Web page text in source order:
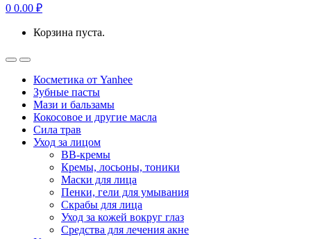
0 0.00 ₽
Корзина пуста.
Косметика от Yanhee
Зубные пасты
Мази и бальзамы
Кокосовое и другие масла
Сила трав
Уход за лицом
BB-кремы
Кремы, лосьоны, тоники
Маски для лица
Пенки, гели для умывания
Скрабы для лица
Уход за кожей вокруг глаз
Средства для лечения акне